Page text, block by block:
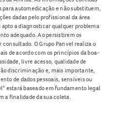
para automedicação e não substituem,
dadas pelo profissional da área
a diagnosticar qualquer problema
adequado. Ao persistirem os
O Grupo Panvel realiza o
de acordo com os princípios da boa-
livre acesso, qualidade de
discriminação e, mais importante,
de dados pessoais, sensíveis ou
estará baseado em fundamento legal
a finalidade da sua coleta.